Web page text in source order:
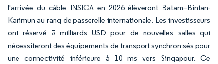
l'arrivée du câble INSICA en 2026 élèveront Batam–Bintan-
Karimun au rang de passerelle internationale. Les investisseurs
ont réservé 3 milliards USD pour de nouvelles salles qui
nécessiteront des équipements de transport synchronisés pour
une connectivité inférieure à 10 ms vers Singapour. Ce